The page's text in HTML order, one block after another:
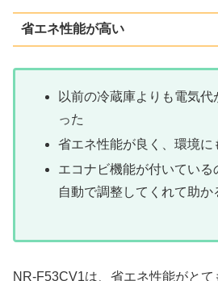
省エネ性能が高い
以前の冷蔵庫よりも電気
った
省エネ性能が良く、環境に
エコナビ機能が付いている
自動で調整してくれて助か
NR-F53CV1は、省エネ性能がと